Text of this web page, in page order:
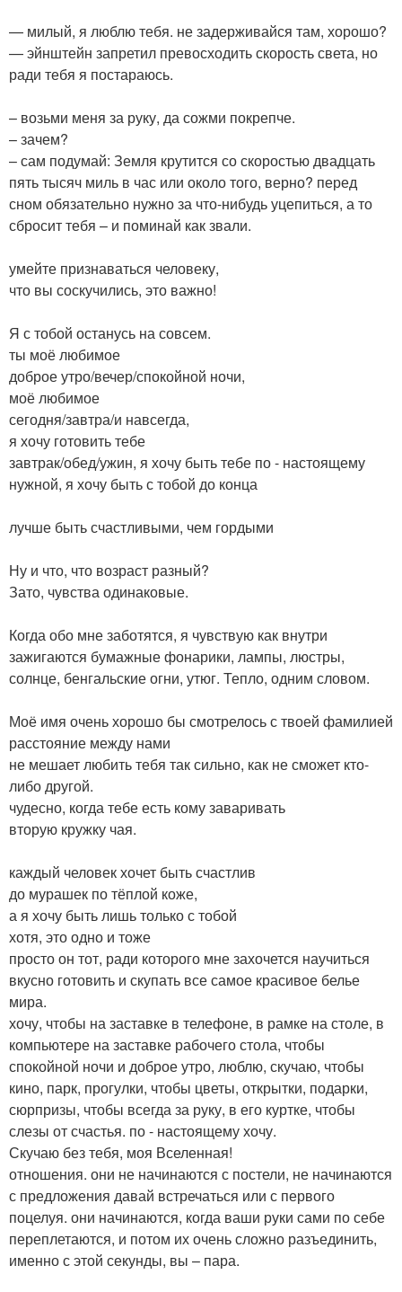
— милый, я люблю тебя. не задерживайся там, хорошо?
— эйнштейн запретил превосходить скорость света, но
ради тебя я постараюсь.
– возьми меня за руку, да сожми покрепче.
– зачем?
– сам подумай: Земля крутится со скоростью двадцать
пять тысяч миль в час или около того, верно? перед
сном обязательно нужно за что-нибудь уцепиться, а то
сбросит тебя – и поминай как звали.
умейте признаваться человеку,
что вы соскучились, это важно!
Я с тобой останусь на совсем.
ты моё любимое
доброе утро/вечер/спокойной ночи,
моё любимое
сегодня/завтра/и навсегда,
я хочу готовить тебе
завтрак/обед/ужин, я хочу быть тебе по - настоящему
нужной, я хочу быть с тобой до конца
лучше быть счастливыми, чем гордыми
Ну и что, что возраст разный?
Зато, чувства одинаковые.
Когда обо мне заботятся, я чувствую как внутри
зажигаются бумажные фонарики, лампы, люстры,
солнце, бенгальские огни, утюг. Тепло, одним словом.
Моё имя очень хорошо бы смотрелось с твоей фамилией
расстояние между нами
не мешает любить тебя так сильно, как не сможет кто-
либо другой.
чудесно, когда тебе есть кому заваривать
вторую кружку чая.
каждый человек хочет быть счастлив
до мурашек по тёплой коже,
а я хочу быть лишь только с тобой
хотя, это одно и тоже
просто он тот, ради которого мне захочется научиться
вкусно готовить и скупать все самое красивое белье
мира.
хочу, чтобы на заставке в телефоне, в рамке на столе, в
компьютере на заставке рабочего стола, чтобы
спокойной ночи и доброе утро, люблю, скучаю, чтобы
кино, парк, прогулки, чтобы цветы, открытки, подарки,
сюрпризы, чтобы всегда за руку, в его куртке, чтобы
слезы от счастья. по - настоящему хочу.
Скучаю без тебя, моя Вселенная!
отношения. они не начинаются с постели, не начинаются
с предложения давай встречаться или с первого
поцелуя. они начинаются, когда ваши руки сами по себе
переплетаются, и потом их очень сложно разъединить,
именно с этой секунды, вы – пара.